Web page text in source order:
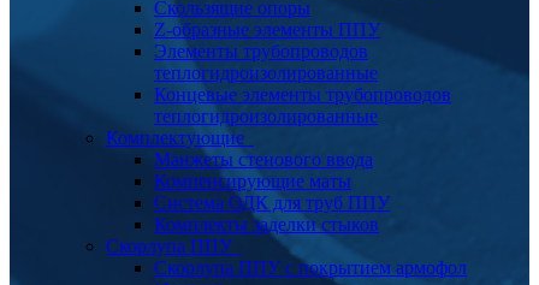
Скользящие опоры
Z-образные элементы ППУ
Элементы трубопроводов
теплогидроизолированные
Концевые элементы трубопроводов
теплогидроизолированные
Комплектующие
Манжеты стенового ввода
Компенсирующие маты
Система ОДК для труб ППУ
Комплекты заделки стыков
Скорлупа ППУ
Скорлупа ППУ с покрытием армофол